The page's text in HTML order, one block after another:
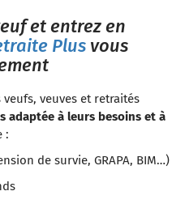
et entrez en
Plus vous
veufs, veuves et retraités
adaptée à leurs besoins et à
:
de survie, GRAPA, BIM…)